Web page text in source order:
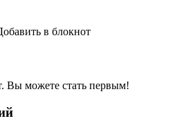
в блокнот
Вы можете стать первым!